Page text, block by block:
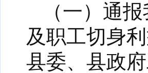
（一）通
及职工切身
县委、县政